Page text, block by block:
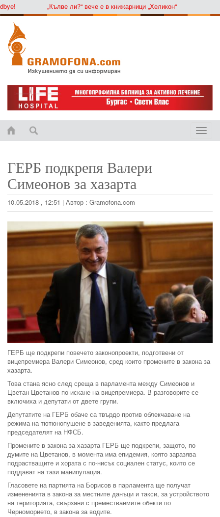
„Кълве ли?“ вече е в книжарници „Хеликон“
Toggle
ГЕРБ подкрепя Валери
Симеонов за хазарта
10.05.2018 , 12:51 | Автор : Gramofona.com
ГЕРБ ще подкрепи повечето законопроекти, подготвени от
вицепремиера Валери Симеонов, сред които промените в закона за
хазарта.
Това стана ясно след среща в парламента между Симеoнов и
Цветан Цветанов по искане на вицепремиера. В разговорите се
включиха и депутати от двете групи.
Депутатите на ГЕРБ обаче са твърдо против облекчаване на
режима на тютюнопушене в заведенията, както предлага
председателят на НФСБ.
Промените в закона за хазарта ГЕРБ ще подкрепи, защото, по
думите на Цветанов, в момента има епидемия, която заразява
подрастващите и хората с по-нисък социален статус, които се
поддават на тази манипулация.
Гласовете на партията на Борисов в парламента ще получат
измененията в закона за местните данъци и такси, за устройството
на територията, свързани с преместваемите обекти по
Черноморието, в закона за водите.